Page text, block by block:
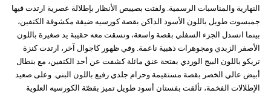
النهارية والمناسبات الرسمية. ولفتت بصيبص الأنظار بإطلالة عصرية ارتدت فيها
جمبسوت طويل باللون الأسود الداكن بقصة كورسيه ضيقة مكشوفة الكتفين،
بينما انسدل الجزء السفلي بقصة واسعة، ونسقت معه حقيبة يد صغيرة باللون
الأصفر الزبدي ومجوهرات ذهبية ناعمة. وفي ظهور كاجوال آخر، ارتدت كنزة
تريكو باللون البيج الوردي بفتحة عنق مائلة كشفت عن أحد الكتفين، مع بنطال
أبيض عالي الخصر بقصة مستقيمة وحزام جلدي رفيع باللون البني. وعلى صعيد
الإطلالات الفخمة، تألقت بفستان أسود طويل تميز بقصّة الكورسيه العلوية